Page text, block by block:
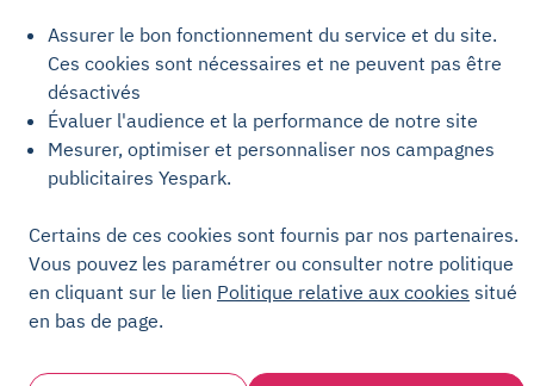
Assurer le bon fonctionnement du service et du site.
Ces cookies sont nécessaires et ne peuvent pas être
désactivés
Évaluer l'audience et la performance de notre site
Mesurer, optimiser et personnaliser nos campagnes
publicitaires Yespark.
Certains de ces cookies sont fournis par nos partenaires.
Vous pouvez les paramétrer ou consulter notre politique
en cliquant sur le lien Politique relative aux cookies situé
en bas de page.